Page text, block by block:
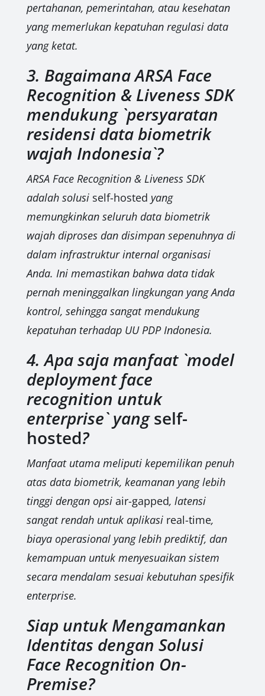
pertahanan, pemerintahan, atau kesehatan
yang memerlukan kepatuhan regulasi data
yang ketat.
3. Bagaimana ARSA Face
Recognition & Liveness SDK
mendukung `persyaratan
residensi data biometrik
wajah Indonesia`?
ARSA Face Recognition & Liveness SDK
adalah solusi self-hosted yang
memungkinkan seluruh data biometrik
wajah diproses dan disimpan sepenuhnya di
dalam infrastruktur internal organisasi
Anda. Ini memastikan bahwa data tidak
pernah meninggalkan lingkungan yang Anda
kontrol, sehingga sangat mendukung
kepatuhan terhadap UU PDP Indonesia.
4. Apa saja manfaat `model
deployment face
recognition untuk
enterprise` yangself-
hosted?
Manfaat utama meliputi kepemilikan penuh
atas data biometrik, keamanan yang lebih
tinggi dengan opsi air-gapped, latensi
sangat rendah untuk aplikasi real-time,
biaya operasional yang lebih prediktif, dan
kemampuan untuk menyesuaikan sistem
secara mendalam sesuai kebutuhan spesifik
enterprise.
Siap untuk Mengamankan
Identitas dengan Solusi
Face Recognition On-
Premise?